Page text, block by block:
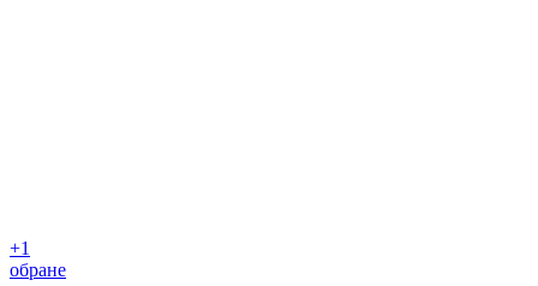
+1
обране